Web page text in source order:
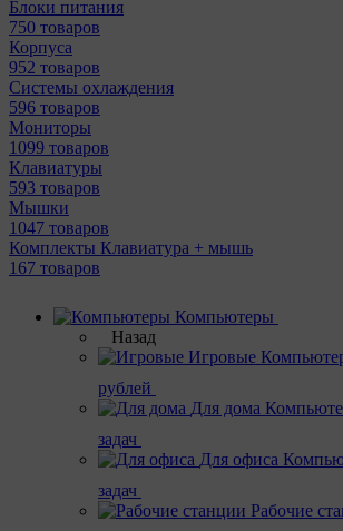
Блоки питания
750 товаров
Корпуса
952 товаров
Системы охлаждения
596 товаров
Мониторы
1099 товаров
Клавиатуры
593 товаров
Мышки
1047 товаров
Комплекты Клавиатура + мышь
167 товаров
Компьютеры
Назад
Игровые
рублей
Для дома
задач
Для офиса
задач
Рабочие